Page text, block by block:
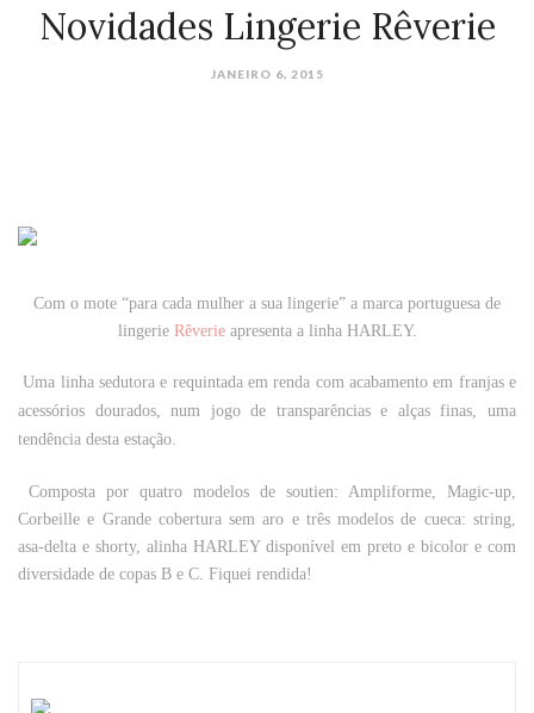
Novidades Lingerie Rêverie
JANEIRO 6, 2015
Com o mote “para cada mulher a sua lingerie” a marca portuguesa de
lingerie Rêverie apresenta a linha HARLEY.
Uma linha sedutora e requintada em renda com acabamento em franjas e
acessórios dourados, num jogo de transparências e alças finas, uma
tendência desta estação.
Composta por quatro modelos de soutien: Ampliforme, Magic-up,
Corbeille e Grande cobertura sem aro e três modelos de cueca: string,
asa-delta e shorty, alinha HARLEY disponível em preto e bicolor e com
diversidade de copas B e C. Fiquei rendida!